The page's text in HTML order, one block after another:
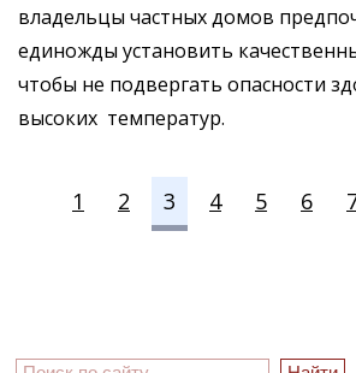
владельцы частных домов
единожды установить
чтобы не подвергать опасности
высоких температур.
1 2 3 4 5 6